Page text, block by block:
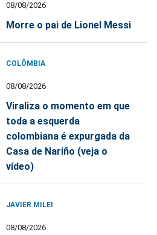
08/08/2026
Morre o pai de Lionel Messi
COLÔMBIA
08/08/2026
Viraliza o momento em que
toda a esquerda
colombiana é expurgada da
Casa de Nariño (veja o
vídeo)
JAVIER MILEI
08/08/2026